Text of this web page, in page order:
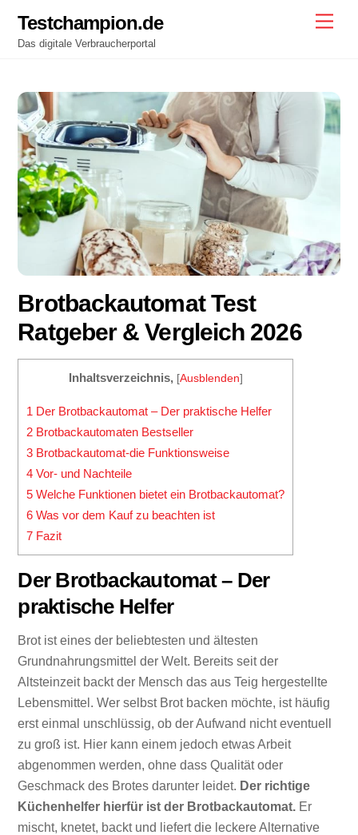
content
Testchampion.de
Das digitale Verbraucherportal
Brotbackautomat Test
Ratgeber & Vergleich 2026
Inhaltsverzeichnis, [Ausblenden]
1 Der Brotbackautomat – Der praktische Helfer
2 Brotbackautomaten Bestseller
3 Brotbackautomat-die Funktionsweise
4 Vor- und Nachteile
5 Welche Funktionen bietet ein Brotbackautomat?
6 Was vor dem Kauf zu beachten ist
7 Fazit
Der Brotbackautomat – Der
praktische Helfer
Brot ist eines der beliebtesten und ältesten
Grundnahrungsmittel der Welt. Bereits seit der
Altsteinzeit backt der Mensch das aus Teig hergestellte
Lebensmittel. Wer selbst Brot backen möchte, ist häufig
erst einmal unschlüssig, ob der Aufwand nicht eventuell
zu groß ist. Hier kann einem jedoch etwas Arbeit
abgenommen werden, ohne dass Qualität oder
Geschmack des Brotes darunter leidet. Der richtige
Küchenhelfer hierfür ist der Brotbackautomat. Er
mischt, knetet, backt und liefert die leckere Alternative